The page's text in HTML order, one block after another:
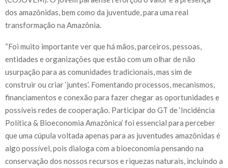
dos amazônidas, bem como da juventude, para uma real
transformação na Amazônia.
“Foi muito importante ver que há mãos, parceiros, pessoas,
entidades e organizações que estão com um olhar de não
usurpação para as comunidades tradicionais, mas sim de
construir ou criar ‘juntes’. Fomentando processos, mecanismos,
financiamentos e conexão para fazer chegar as oportunidades e
possíveis redes de cooperação. Participar do GT de ‘Incidência
Política & Bioeconomia Amazônica’ foi essencial para perceber
que uma cúpula voltada apenas para as juventudes amazônidas é
algo possível, pois dialoga com a bioeconomia pensando na
conservação dos nossos recursos e riquezas naturais, incluindo a